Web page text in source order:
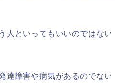
人といってもいいのではない
達障害や病気があるのでない